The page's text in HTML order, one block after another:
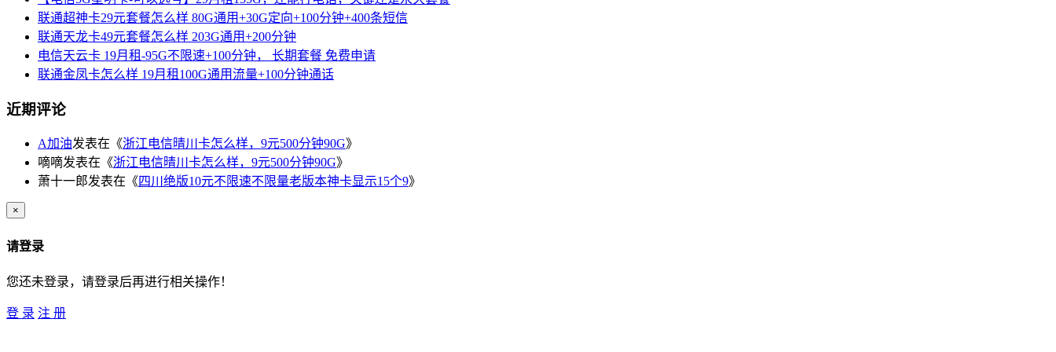
联通超神卡29元套餐怎么样 80G通用+30G定向+100分钟+400条短信
联通天龙卡49元套餐怎么样 203G通用+200分钟
电信天云卡 19月租-95G不限速+100分钟， 长期套餐 免费申请
联通金凤卡怎么样 19月租100G通用流量+100分钟通话
近期评论
A加油发表在《浙江电信晴川卡怎么样，9元500分钟90G》
嘀嘀发表在《浙江电信晴川卡怎么样，9元500分钟90G》
萧十一郎发表在《四川绝版10元不限速不限量老版本神卡显示15个9》
×
请登录
您还未登录，请登录后再进行相关操作！
登 录 注 册